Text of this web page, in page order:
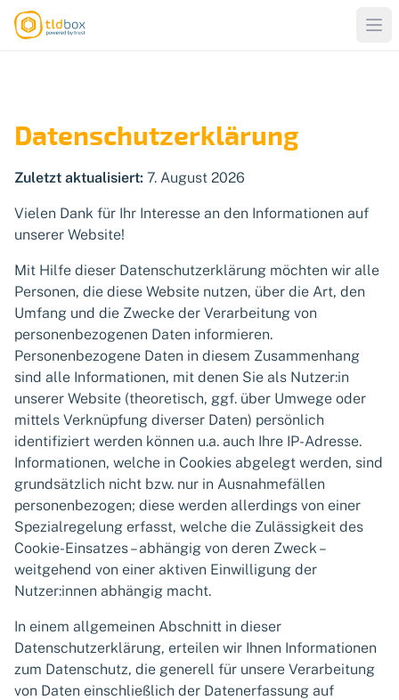
Datenschutzerklärung
Zuletzt aktualisiert: 7. August 2026
Vielen Dank für Ihr Interesse an den Informationen auf
unserer Website!
Mit Hilfe dieser Datenschutzerklärung möchten wir alle
Personen, die diese Website nutzen, über die Art, den
Umfang und die Zwecke der Verarbeitung von
personenbezogenen Daten informieren.
Personenbezogene Daten in diesem Zusammenhang
sind alle Informationen, mit denen Sie als Nutzer:in
unserer Website (theoretisch, ggf. über Umwege oder
mittels Verknüpfung diverser Daten) persönlich
identifiziert werden können u.a. auch Ihre IP-Adresse.
Informationen, welche in Cookies abgelegt werden, sind
grundsätzlich nicht bzw. nur in Ausnahmefällen
personenbezogen; diese werden allerdings von einer
Spezialregelung erfasst, welche die Zulässigkeit des
Cookie-Einsatzes – abhängig von deren Zweck –
weitgehend von einer aktiven Einwilligung der
Nutzer:innen abhängig macht.
In einem allgemeinen Abschnitt in dieser
Datenschutzerklärung, erteilen wir Ihnen Informationen
zum Datenschutz, die generell für unsere Verarbeitung
von Daten einschließlich der Datenerfassung auf